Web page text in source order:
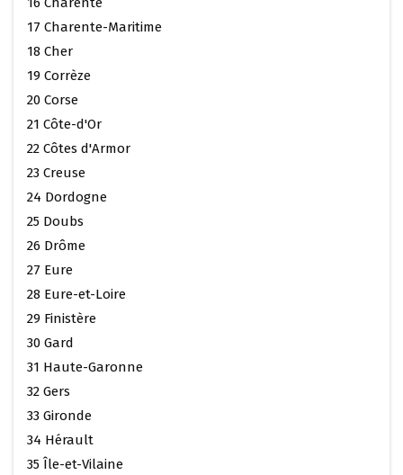
17 Charente-Maritime
18 Cher
19 Corrèze
20 Corse
21 Côte-d'Or
22 Côtes d'Armor
23 Creuse
24 Dordogne
25 Doubs
26 Drôme
27 Eure
28 Eure-et-Loire
29 Finistère
30 Gard
31 Haute-Garonne
32 Gers
33 Gironde
34 Hérault
35 Île-et-Vilaine